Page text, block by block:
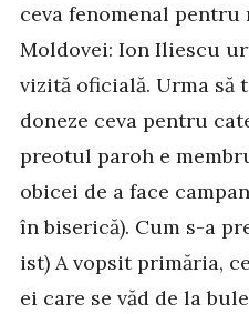
ceva fenomenal
Moldovei: Ion Iliescu
vizită oficială. Urma să
doneze ceva pentru
preotul paroh e
obicei de a face
în biserică). Cum s-a
ist) A vopsit primăria,
ei care se văd de la